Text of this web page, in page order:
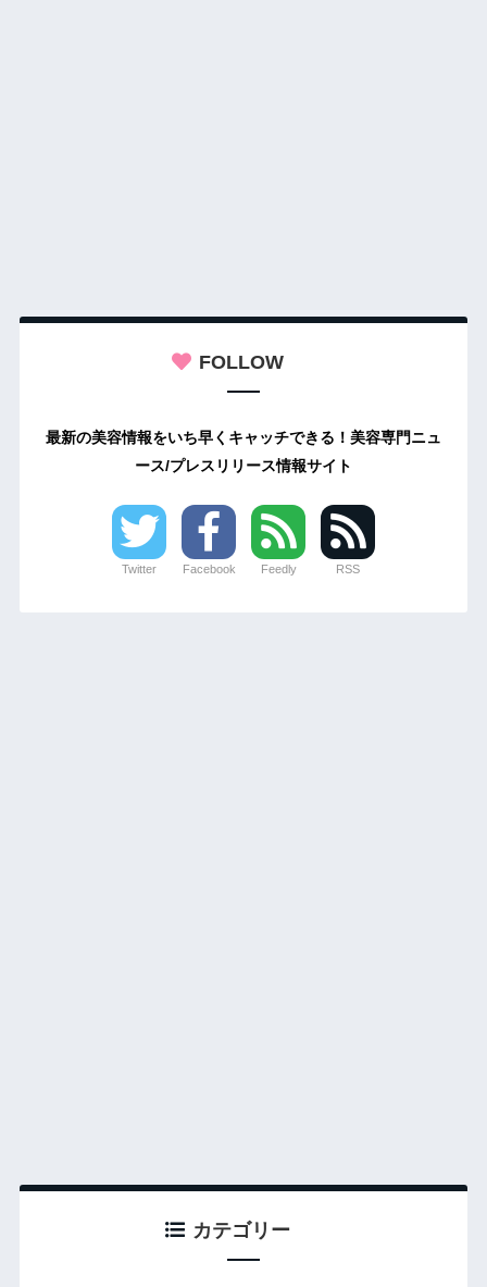
FOLLOW
最新の美容情報をいち早くキャッチできる！美容専門ニュ
ース/プレスリリース情報サイト
Twitter Facebook Feedly RSS
カテゴリー